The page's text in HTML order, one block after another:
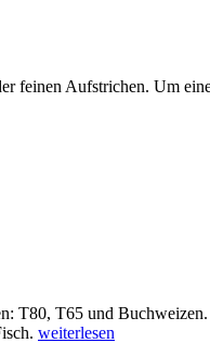
feinen Aufstrichen. Um
T80, T65 und
weiterlesen